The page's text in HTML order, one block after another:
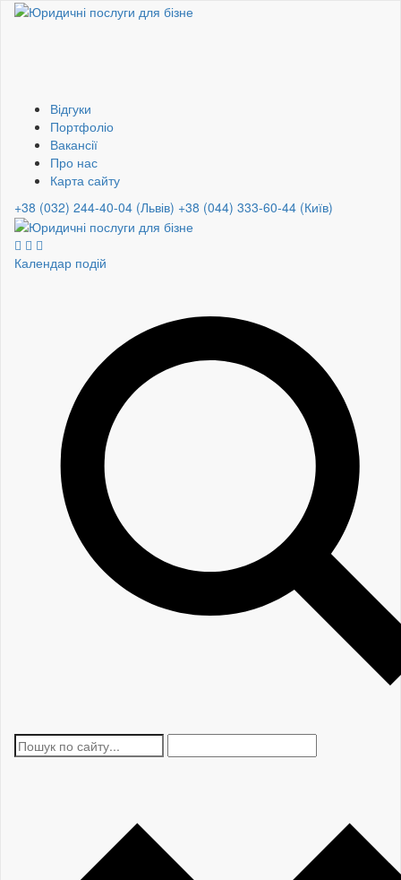
Відгуки
Портфоліо
Вакансії
Про нас
Карта сайту
+38 (032) 244-40-04 (Львів) +38 (044) 333-60-44 (Київ)
Календар подій